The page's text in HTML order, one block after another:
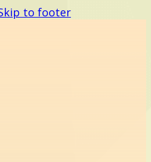
to footer